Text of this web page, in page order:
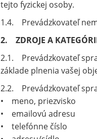
tejto fyzickej osoby.
1.4. Prevádzkovateľ
2. ZDROJE A
2.1. Prevádzkovateľ
základe plnenia vašej
2.2. Prevádzkovateľ
• meno, priezvisko
• emailovú adresu
• telefónne číslo